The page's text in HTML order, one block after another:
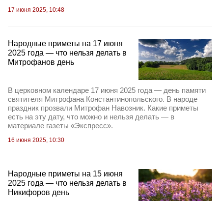
17 июня 2025, 10:48
Народные приметы на 17 июня
2025 года — что нельзя делать в
Митрофанов день
В церковном календаре 17 июня 2025 года — день памяти
святителя Митрофана Константинопольского. В народе
праздник прозвали Митрофан Навозник. Какие приметы
есть на эту дату, что можно и нельзя делать — в
материале газеты «Экспресс».
16 июня 2025, 10:30
Народные приметы на 15 июня
2025 года — что нельзя делать в
Никифоров день